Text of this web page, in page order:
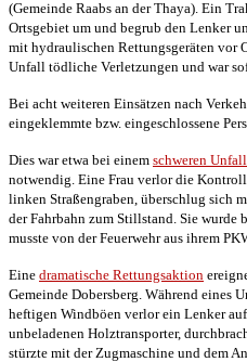
(Gemeinde Raabs an der Thaya). Ein
Ortsgebiet um und begrub den Lenker
mit hydraulischen Rettungsgeräten vor
Unfall tödliche Verletzungen und war
Bei acht weiteren Einsätzen nach
eingeklemmte bzw. eingeschlossene
Dies war etwa bei einem schweren
notwendig. Eine Frau verlor die
linken Straßengraben, überschlug sich
der Fahrbahn zum Stillstand. Sie wurde
musste von der Feuerwehr aus ihrem
Eine dramatische Rettungsaktion
Gemeinde Dobersberg. Während eines
heftigen Windböen verlor ein Lenker
unbeladenen Holztransporter,
stürzte mit der Zugmaschine und dem